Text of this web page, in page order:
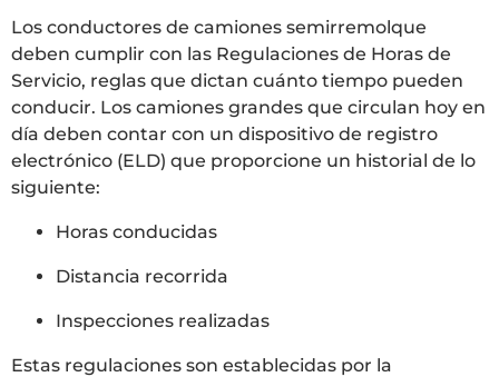
Los conductores de camiones semirremolque
deben cumplir con las Regulaciones de Horas de
Servicio, reglas que dictan cuánto tiempo pueden
conducir. Los camiones grandes que circulan hoy en
día deben contar con un dispositivo de registro
electrónico (ELD) que proporcione un historial de lo
siguiente:
Horas conducidas
Distancia recorrida
Inspecciones realizadas
Estas regulaciones son establecidas por la